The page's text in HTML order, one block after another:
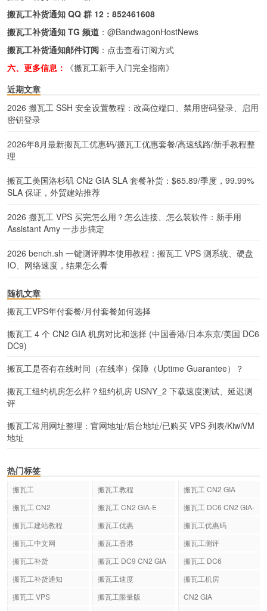
搬瓦工补货通知 QQ 群 12： 852461608
搬瓦工补货通知 TG 频道 ： @BandwagonHostNews
搬瓦工补货通知邮件订阅 ： 点击查看订阅方式
六、更多信息：
《搬瓦工新手入门完全指南》
近期文章
2026 搬瓦工 SSH 安全设置教程：改高位端口、禁用密码登录、启用
密钥登录
2026年8月最新搬瓦工优惠码/搬瓦工优惠套餐/高速线路/新手教程整
理
搬瓦工美国洛杉矶 CN2 GIA SLA 套餐补货：$65.89/季度，99.99%
SLA 保证，外贸建站推荐
2026 搬瓦工 VPS 买完怎么用？怎么连接、怎么装软件：新手用
Assistant Amy 一步步搞定
2026 bench.sh 一键测评脚本使用教程：搬瓦工 VPS 测系统、硬盘
IO、网络速度，结果怎么看
随机文章
搬瓦工VPS年付套餐/月付套餐如何选择
搬瓦工 4 个 CN2 GIA 机房对比和选择 (中国香港/日本东京/美国 DC6
DC9)
搬瓦工是否有在线时间（在线率）保障（Uptime Guarantee）？
搬瓦工纽约机房怎么样？纽约机房 USNY_2 下载速度测试、延迟测
评
搬瓦工常用网址整理：官网地址/后台地址/已购买 VPS 列表/KiwiVM
地址
热门标签
搬瓦工 搬瓦工教程
搬瓦工 CN2 GIA
搬瓦工 CN2
搬瓦工 CN2 GIA-E
搬瓦工 DC6 CN2 GIA-
搬瓦工建站教程 搬瓦工优惠
搬瓦工优惠码
搬瓦工中文网
搬瓦工香港
搬瓦工测评
搬瓦工补货
搬瓦工 DC9 CN2 GIA
搬瓦工 DC6
搬瓦工补货通知
搬瓦工速度
搬瓦工机房
搬瓦工 VPS
搬瓦工限量版
CN2 GIA